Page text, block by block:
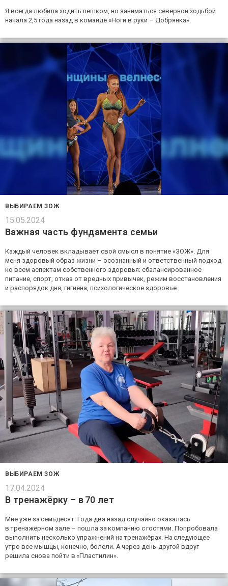
Я всегда любила ходить пешком, но заниматься северной ходьбой
начала 2,5 года назад в команде «Ноги в руки – Добрянка».
ВЫБИРАЕМ ЗОЖ
15.05.2024
Важная часть фундамента семьи
Каждый человек вкладывает свой смысл в понятие «ЗОЖ». Для
меня здоровый образ жизни – осознанный и ответственный подход
ко всем аспектам собственного здоровья: сбалансированное
питание, спорт, отказ от вредных привычек, режим восстановления
и распорядок дня, гигиена, психологическое здоровье.
ВЫБИРАЕМ ЗОЖ
17.04.2024
В тренажёрку – в 70 лет
Мне уже за семьдесят. Года два назад случайно оказалась
в тренажёрном зале – пошла за компанию с гостями. Попробовала
выполнить несколько упражнений на тренажёрах. На следующее
утро все мышцы, конечно, болели. А через день-другой вдруг
решила снова пойти в «Пластилин».